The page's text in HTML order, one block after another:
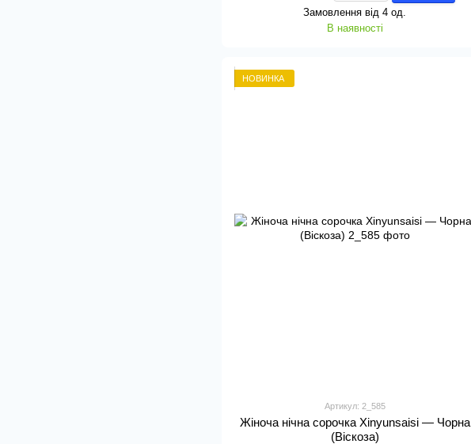
Замовлення від 4 од.
В наявності
НОВИНКА
Артикул: 2_585
Жіноча нічна сорочка Xinyunsaisi — Чорна
(Віскоза)